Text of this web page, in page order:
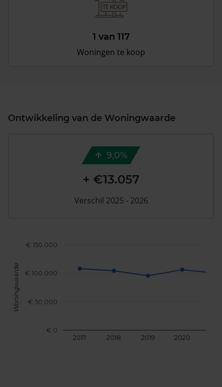
1 van 117
Woningen te koop
Ontwikkeling van de Woningwaarde
2017 2018 2019 2020
€ 0
€ 50.000
€ 100.000
€ 150.000
Woningwaarde
9,0%
+ €13.057
Verschil 2025 - 2026